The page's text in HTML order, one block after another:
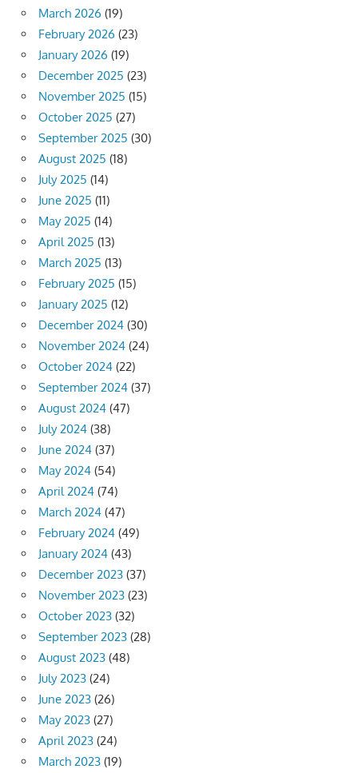
March 2026 (19)
February 2026 (23)
January 2026 (19)
December 2025 (23)
November 2025 (15)
October 2025 (27)
September 2025 (30)
August 2025 (18)
July 2025 (14)
June 2025 (11)
May 2025 (14)
April 2025 (13)
March 2025 (13)
February 2025 (15)
January 2025 (12)
December 2024 (30)
November 2024 (24)
October 2024 (22)
September 2024 (37)
August 2024 (47)
July 2024 (38)
June 2024 (37)
May 2024 (54)
April 2024 (74)
March 2024 (47)
February 2024 (49)
January 2024 (43)
December 2023 (37)
November 2023 (23)
October 2023 (32)
September 2023 (28)
August 2023 (48)
July 2023 (24)
June 2023 (26)
May 2023 (27)
April 2023 (24)
March 2023 (19)